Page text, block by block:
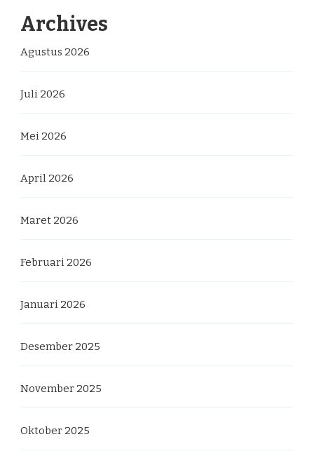
Archives
Agustus 2026
Juli 2026
Mei 2026
April 2026
Maret 2026
Februari 2026
Januari 2026
Desember 2025
November 2025
Oktober 2025